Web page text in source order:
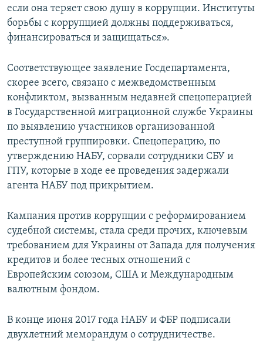
если она теряет свою душу в коррупции. Институты
борьбы с коррупцией должны поддерживаться,
финансироваться и защищаться».
Соответствующее заявление Госдепартамента,
скорее всего, связано с межведомственным
конфликтом, вызванным недавней спецоперацией
в Государственной миграционной службе Украины
по выявлению участников организованной
преступной группировки. Спецоперацию, по
утверждению НАБУ, сорвали сотрудники СБУ и
ГПУ, которые в ходе ее проведения задержали
агента НАБУ под прикрытием.
Кампания против коррупции с реформированием
судебной системы, стала среди прочих, ключевым
требованием для Украины от Запада для получения
кредитов и более тесных отношений с
Европейским союзом, США и Международным
валютным фондом.
В конце июня 2017 года НАБУ и ФБР подписали
двухлетний меморандум о сотрудничестве.